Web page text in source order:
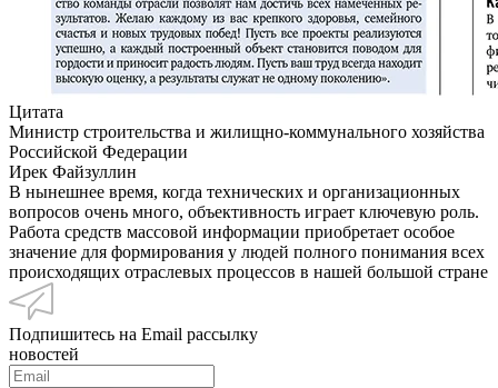
Цитата
Министр строительства и жилищно-коммунального хозяйства
Российской Федерации
Ирек Файзуллин
В нынешнее время, когда технических и организационных
вопросов очень много, объективность играет ключевую роль.
Работа средств массовой информации приобретает особое
значение для формирования у людей полного понимания всех
происходящих отраслевых процессов в нашей большой стране
Подпишитесь на Email рассылку
новостей